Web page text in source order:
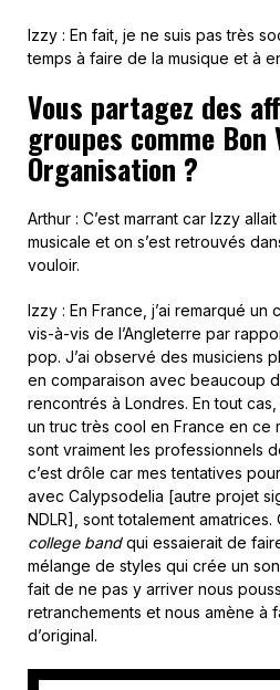
Izzy : En fait, je ne suis pas très
temps à faire de la musique et à
Vous partagez des
groupes comme Bon
Organisation ?
Arthur : C’est marrant car Izzy
musicale et on s’est retrouvés
vouloir.
Izzy : En France, j’ai remarqué un
vis-à-vis de l’Angleterre par
pop. J’ai observé des musiciens
en comparaison avec beaucoup
rencontrés à Londres. En tout cas,
un truc très cool en France en ce
sont vraiment les professionnels
c’est drôle car mes tentatives
avec Calypsodelia [autre projet
NDLR], sont totalement
college bandqui essaierait de
mélange de styles qui crée un
fait de ne pas y arriver nous
retranchements et nous amène à
d’original.